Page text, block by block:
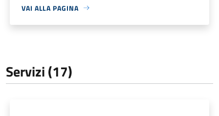
VAI ALLA PAGINA
Servizi (17)